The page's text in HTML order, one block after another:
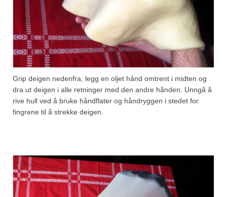
Grip deigen nedenfra, legg en oljet hånd omtrent i midten og
dra ut deigen i alle retninger med den andre hånden. Unngå å
rive hull ved å bruke håndflater og håndryggen i stedet for
fingrene til å strekke deigen.